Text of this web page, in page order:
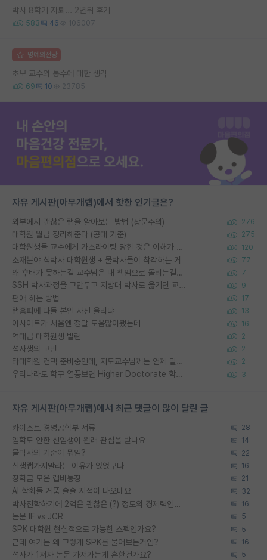
박사 8학기 자퇴... 2년뒤 후기
583 46 106007
명예의전당
초보 교수의 통수에 대한 생각
69 10 23785
자유 게시판(아무개랩)에서 핫한 인기글은?
외부에서 괜찮은 랩을 알아보는 방법 (장문주의) 276
대학원 월급 정리해준다 (공대 기준) 275
대학원생들 교수에게 가스라이팅 당한 것은 이해가 갑니다. 안타깝네요. 120
소재분야 석박사 대학원생 + 물박사들이 착각하는 거 77
왜 후배가 못하는걸 교수님은 내 책임으로 돌리는걸까요? 7
SSH 박사과정을 그만두고 지방대 박사로 옮기면 교수의 꿈은 끝일까요? 9
편애 하는 방법 17
랩홈피에 다들 본인 사진 올리냐 13
이사이트가 처음엔 정말 도움많이됐는데 16
역대급 대학원생 빌런 2
석사생의 고민 2
타대학원 컨텍 준비중인데, 지도교수님께는 언제 말씀드려야 할까요? 2
우리나라도 학구 열풍보면 Higher Doctorate 학위가 필요하다고 봅니다. 3
자유 게시판(아무개랩)에서 최근 댓글이 많이 달린 글
카이스트 경영공학부 서류 28
입학도 안한 신입생이 원래 관심을 받나요 14
물박사의 기준이 뭐임? 22
신생랩가지말라는 이유가 있었구나 16
장학금 모은 랩비통장 21
AI 학회들 거품 슬슬 지적이 나오네요 32
박사진학하기에 2억은 괜찮은 (?) 정도의 경제력인가요 16
논문 IF vs JCR 5
SPK 대학원 현실적으로 가능한 스펙인가요? 5
근데 여기는 왜 그렇게 SPK를 물어보는거임? 16
석사가 1저자 논문 가져가는게 흔한건가요? 5